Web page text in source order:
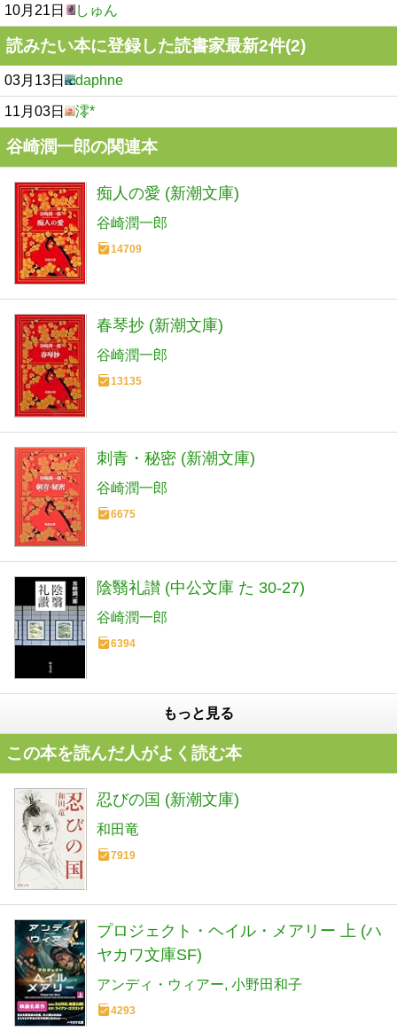
10月21日 しゅん
読みたい本に登録した読書家最新2件(2)
03月13日 daphne
11月03日 澪*
谷崎潤一郎の関連本
痴人の愛 (新潮文庫)
谷崎潤一郎
14709
春琴抄 (新潮文庫)
谷崎潤一郎
13135
刺青・秘密 (新潮文庫)
谷崎潤一郎
6675
陰翳礼讃 (中公文庫 た 30-27)
谷崎潤一郎
6394
もっと見る
この本を読んだ人がよく読む本
忍びの国 (新潮文庫)
和田竜
7919
プロジェクト・ヘイル・メアリー 上 (ハ
ヤカワ文庫SF)
アンディ・ウィアー 小野田和子
4293